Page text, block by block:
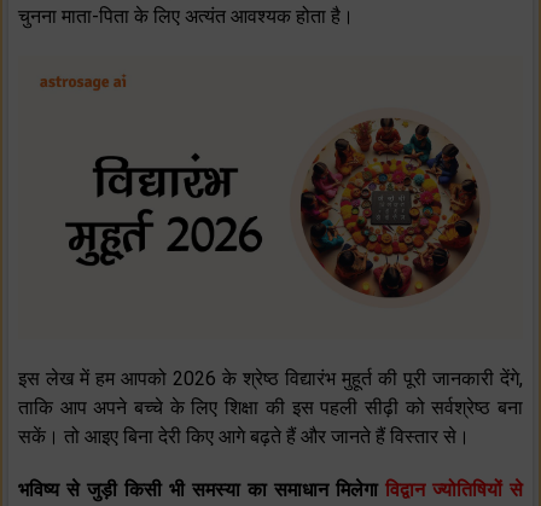
चुनना माता-पिता के लिए अत्यंत आवश्यक होता है।
इस लेख में हम आपको 2026 के श्रेष्ठ विद्यारंभ मुहूर्त की पूरी जानकारी देंगे,
ताकि आप अपने बच्चे के लिए शिक्षा की इस पहली सीढ़ी को सर्वश्रेष्ठ बना
सकें। तो आइए बिना देरी किए आगे बढ़ते हैं और जानते हैं विस्तार से।
भविष्य से जुड़ी किसी भी समस्या का समाधान मिलेगा विद्वान ज्योतिषियों से